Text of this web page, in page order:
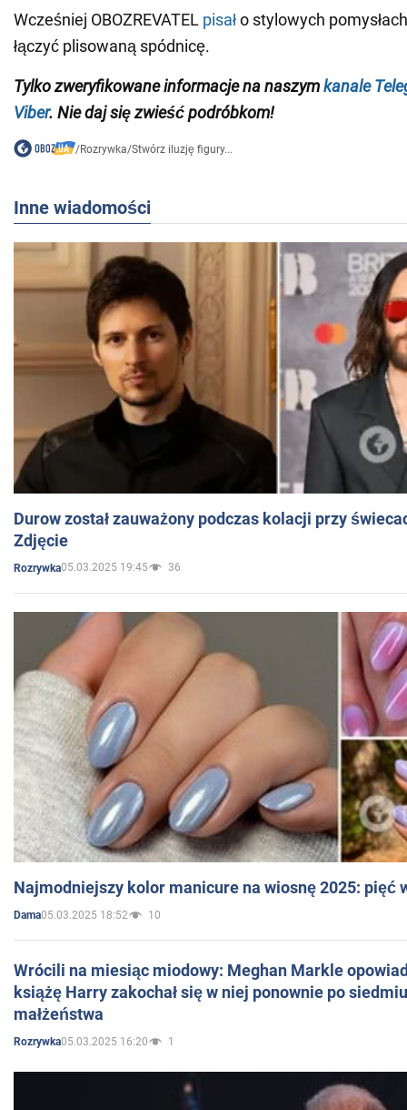
Wcześniej OBOZREVATEL pisało stylowych
łączyć plisowaną spódnicę.
Tylko zweryfikowane informacje na naszymkanale
Viber. Nie daj się zwieść podróbkom!
/Rozrywka/Stwórz iluzję figury...
Inne wiadomości
Durow został zauważony podczas kolacji przy
Zdjęcie
Rozrywka05.03.2025 19:45 36
Najmodniejszy kolor manicure na wiosnę 2025: pięć
Dama05.03.2025 18:52 10
Wrócili na miesiąc miodowy: Meghan Markle
książę Harry zakochał się w niej ponownie po
małżeństwa
Rozrywka05.03.2025 16:20 1